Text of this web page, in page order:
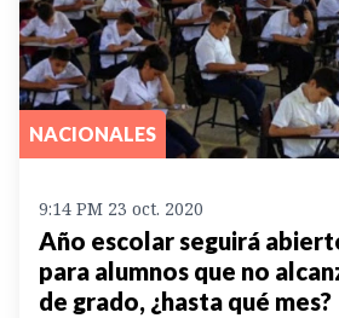
NACIONALES
9:14 PM 23 oct. 2020
Año escolar seguirá
para alumnos que no
de grado, ¿hasta qué mes?